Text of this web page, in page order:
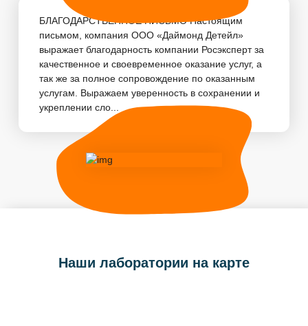
БЛАГОДАРСТВЕННОЕ ПИСЬМО Настоящим
письмом, компания ООО «Даймонд Детейл»
выражает благодарность компании Росэксперт за
качественное и своевременное оказание услуг, а
так же за полное сопровождение по оказанным
услугам. Выражаем уверенность в сохранении и
укреплении сло...
Наши лаборатории на карте